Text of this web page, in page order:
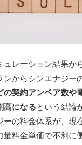
ュレーション結果か
ンからシンエナジー
の契約アンペア数や
高になるという結論
ーの料金体系が、現
量料金単価で不利に